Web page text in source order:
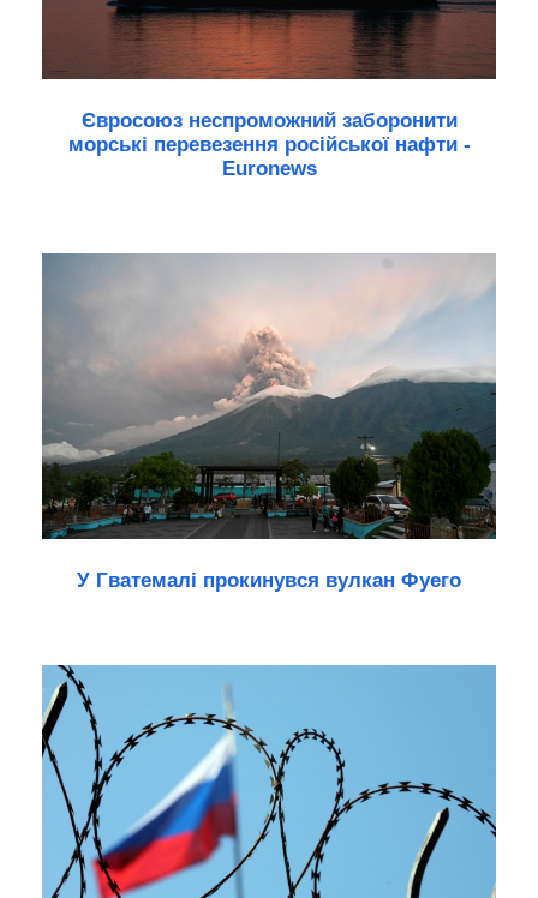
Євросоюз неспроможний заборонити
морські перевезення російської нафти -
Euronews
У Гватемалі прокинувся вулкан Фуего